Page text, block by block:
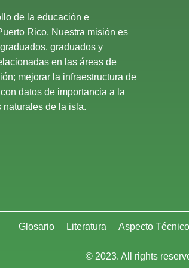
de la educación e
Rico. Nuestra misión es
graduados y
en las áreas de
mejorar la infraestructura de
datos de importancia a la
de la isla.
Glosario Literatura Aspecto
© 2023. All rights